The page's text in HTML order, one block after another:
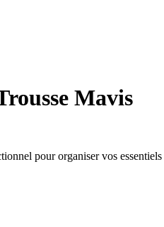
Mavis
pour organiser vos